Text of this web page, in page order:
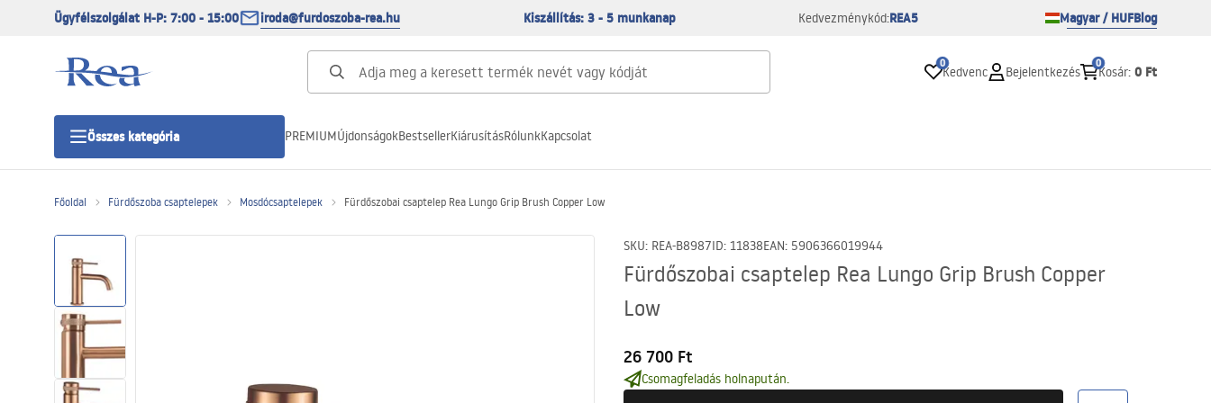
Ügyfélszolgálat H-P: 7:00 - 15:00 iroda@furdoszoba-rea.hu Kiszállítás: 3 - 5 munkanap Kedvezménykód:REA5 Magyar / HUFBlog
0
Kedvenc Bejelentkezés
0
Kosár: 0 Ft
Összes kategória
Zuhanytálcák
Zuhanylefolyók
PREMIUMÚjdonságokBestsellerKiárusításRólunkKapcsolat
Főoldal Fürdőszoba csaptelepek Mosdócsaptelepek Fürdőszobai csaptelep Rea Lungo Grip Brush Copper Low
SKU: REA-B8987ID: 11838EAN: 5906366019944
Fürdőszobai csaptelep Rea Lungo Grip Brush Copper
Low
26 700 Ft
Csomagfeladás holnapután.